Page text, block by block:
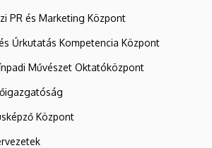
PR és Marketing Központ
Űrkutatás Kompetencia Központ
Művészet Oktatóközpont
Központ